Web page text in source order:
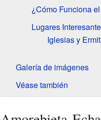
¿Cómo Funciona
Lugares
Iglesias y
Galería de imágenes
Véase también